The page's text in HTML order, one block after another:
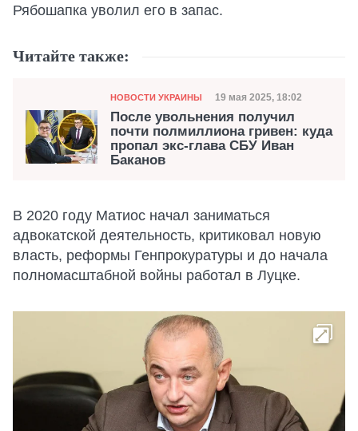
Рябошапка уволил его в запас.
Читайте также:
Категория
НОВОСТИ УКРАИНЫ Дата публикации
19 мая 2025, 18:02
После увольнения получил
почти полмиллиона гривен: куда
пропал экс-глава СБУ Иван
Баканов
В 2020 году Матиос начал заниматься
адвокатской деятельность, критиковал новую
власть, реформы Генпрокуратуры и до начала
полномасштабной войны работал в Луцке.